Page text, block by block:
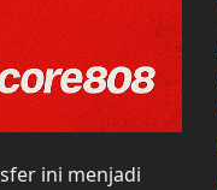
ini menjadi